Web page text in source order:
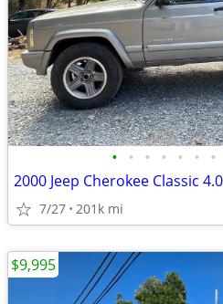
• • • • • • •
7/27 201k mi
$9,995